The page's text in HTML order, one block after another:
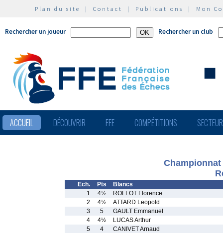
Plan du site | Contact | Publications | Mon
Rechercher un joueur Rechercher un club
ACCUEIL DÉCOUVRIR FFE COMPÉTITIONS
Championnat
Ech. Pts
Blancs
1
4½
ROLLOT Florence
2
4½
ATTARD Leopold
3
5
GAULT Emmanuel
4
4½
LUCAS Arthur
5
4
CANIVET Arnaud